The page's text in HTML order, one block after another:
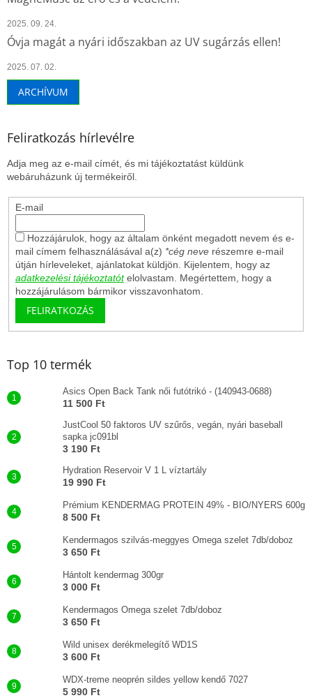
2025. 09. 24.
Óvja magát a nyári időszakban az UV sugárzás ellen!
2025. 07. 02.
ARCHÍVUM
Feliratkozás hírlevélre
Adja meg az e-mail címét, és mi tájékoztatást küldünk
webáruházunk új termékeiről.
E-mail
Hozzájárulok, hogy az általam önként megadott nevem és e-
mail címem felhasználásával a(z) *cég neverészemre e-mail
útján hírleveleket, ajánlatokat küldjön. Kijelentem, hogy az
adatkezelési tájékoztatót elolvastam. Megértettem, hogy a
hozzájárulásom bármikor visszavonhatom.
FELIRATKOZÁS
Top 10 termék
Asics Open Back Tank női futótrikó - (140943-0688)
11 500 Ft
JustCool 50 faktoros UV szűrős, vegán, nyári baseball
sapka jc091bl
3 190 Ft
Hydration Reservoir V 1 L víztartály
19 990 Ft
Prémium KENDERMAG PROTEIN 49% - BIO/NYERS 600g
8 500 Ft
Kendermagos szilvás-meggyes Omega szelet 7db/doboz
3 650 Ft
Hántolt kendermag 300gr
3 000 Ft
Kendermagos Omega szelet 7db/doboz
3 650 Ft
Wild unisex derékmelegítő WD1S
3 600 Ft
WDX-treme neoprén sildes yellow kendő 7027
5 990 Ft